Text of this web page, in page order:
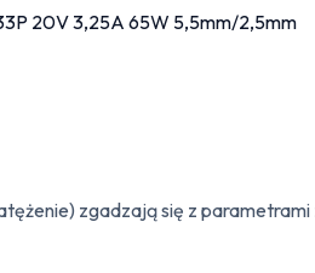
zgadzają się z